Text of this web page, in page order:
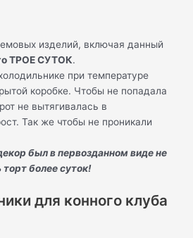
изделий, включая данный
ТРОЕ СУТОК.
при температуре
коробке. Чтобы не попадала
не вытягивалась в
Так же чтобы не проникали
был в первозданном виде не
более суток!
для конного клуба